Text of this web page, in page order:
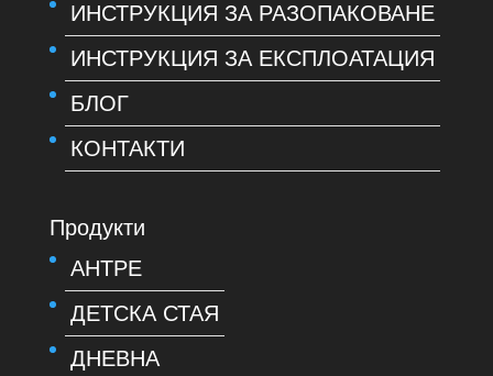
ИНСТРУКЦИЯ ЗА РАЗОПАКОВАНЕ
ИНСТРУКЦИЯ ЗА ЕКСПЛОАТАЦИЯ
БЛОГ
КОНТАКТИ
Продукти
АНТРЕ
ДЕТСКА СТАЯ
ДНЕВНА